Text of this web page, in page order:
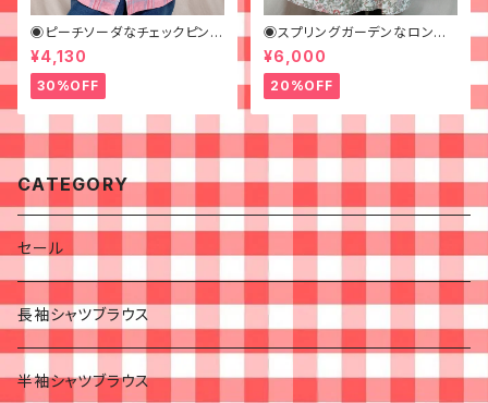
◉ピーチソーダなチェックピンク
シャツ◉古着 半袖シャツ
¥4,130
30%OFF
◉スプリングガーデンなロング
スカート◉ 古着 花柄 クリーム
ピンク 春
¥6,000
20%OFF
CATEGORY
セール
長袖シャツブラウス
半袖シャツブラウス